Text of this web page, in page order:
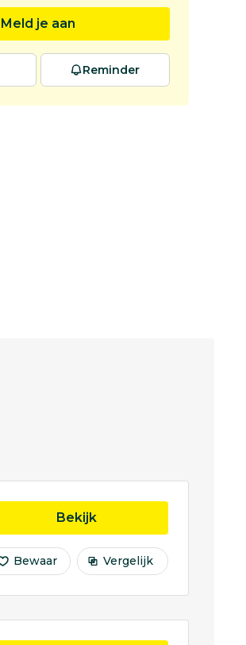
Meld je aan
Reminder
Bekijkopleiding
Bewaar Vergelijk